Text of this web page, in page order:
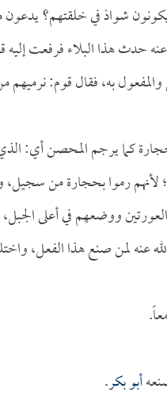
شواذ في خلقتهم؟
حدث هذا البلاء فرفعت إليه
به، فقال قوم:
كما يرجم المحصن أي:
لأنهم رموا بحجارة من
ووضعهم في أعلى
عنه لمن صنع هذا الفعل،
أبو بكر.